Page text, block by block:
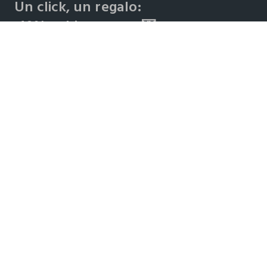
Un click, un regalo:
-10% subito per te 💌